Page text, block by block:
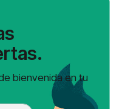
bienvenida en tu